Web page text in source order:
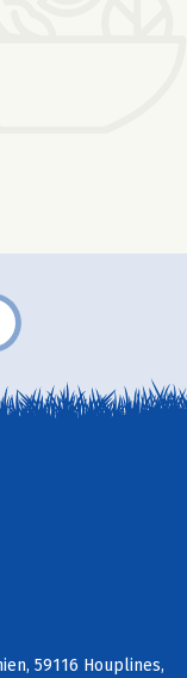
59116 Houplines,